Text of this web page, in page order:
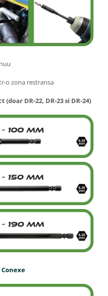
o zona restransa
DR-22, DR-23 si DR-24)